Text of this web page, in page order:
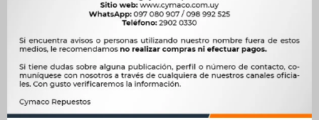
TR111205008
   
Ver mas productos de la marca Sin Marca